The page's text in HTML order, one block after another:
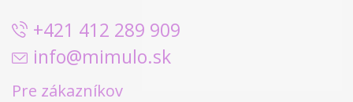
+421 412 289 909
info@mimulo.sk
Pre zákazníkov